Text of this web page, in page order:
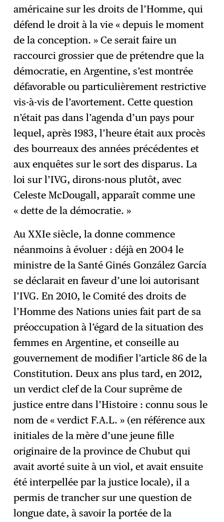
américaine sur les droits de l’Homme, qui
défend le droit à la vie « depuis le moment
de la conception. » Ce serait faire un
raccourci grossier que de prétendre que la
démocratie, en Argentine, s’est montrée
défavorable ou particulièrement restrictive
vis-à-vis de l’avortement. Cette question
n’était pas dans l’agenda d’un pays pour
lequel, après 1983, l’heure était aux procès
des bourreaux des années précédentes et
aux enquêtes sur le sort des disparus. La
loi sur l’IVG, dirons-nous plutôt, avec
Celeste McDougall, apparaît comme une
« dette de la démocratie. »
Au XXIe siècle, la donne commence
néanmoins à évoluer : déjà en 2004 le
ministre de la Santé Ginés González García
se déclarait en faveur d’une loi autorisant
l’IVG. En 2010, le Comité des droits de
l’Homme des Nations unies fait part de sa
préoccupation à l’égard de la situation des
femmes en Argentine, et conseille au
gouvernement de modifier l’article 86 de la
Constitution. Deux ans plus tard, en 2012,
un verdict clef de la Cour suprême de
justice entre dans l’Histoire : connu sous le
nom de « verdict F.A.L. » (en référence aux
initiales de la mère d’une jeune fille
originaire de la province de Chubut qui
avait avorté suite à un viol, et avait ensuite
été interpellée par la justice locale), il a
permis de trancher sur une question de
longue date, à savoir la portée de la